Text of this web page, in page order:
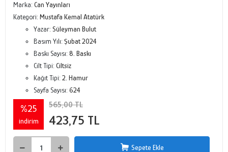
Marka: Can Yayınları
Kategori: Mustafa Kemal Atatürk
Yazar: Süleyman Bulut
Basım Yılı: Şubat 2024
Baskı Sayısı: 8. Baskı
Cilt Tipi: Ciltsiz
Kağıt Tipi: 2. Hamur
Sayfa Sayısı: 624
%25
indirim
565,00 TL
423,75 TL
Sepete Ekle